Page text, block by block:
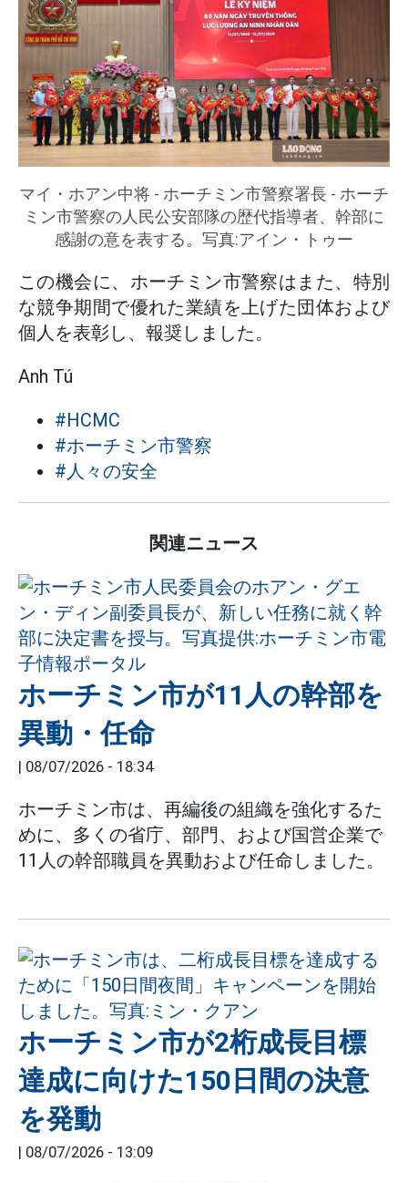
マイ・ホアン中将 - ホーチミン市警察署長 - ホーチ
ミン市警察の人民公安部隊の歴代指導者、幹部に
感謝の意を表する。写真:アイン・トゥー
この機会に、ホーチミン市警察はまた、特別
な競争期間で優れた業績を上げた団体および
個人を表彰し、報奨しました。
Anh Tú
#HCMC
#ホーチミン市警察
#人々の安全
関連ニュース
ホーチミン市が11人の幹部を
異動・任命
| 08/07/2026 - 18:34
ホーチミン市は、再編後の組織を強化するた
めに、多くの省庁、部門、および国営企業で
11人の幹部職員を異動および任命しました。
ホーチミン市が2桁成長目標
達成に向けた150日間の決意
を発動
| 08/07/2026 - 13:09